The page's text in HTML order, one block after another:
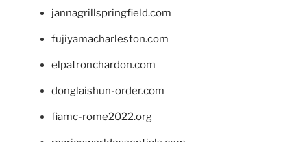
jannagrillspringfield.com
fujiyamacharleston.com
elpatronchardon.com
donglaishun-order.com
fiamc-rome2022.org